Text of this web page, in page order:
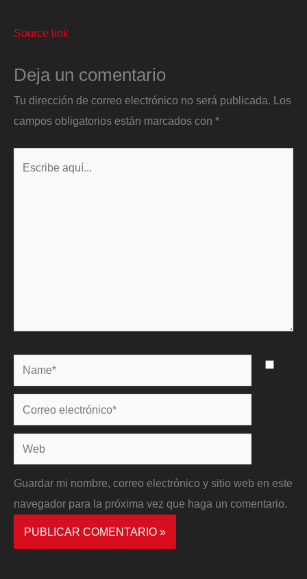
Source link
Deja un comentario
Tu dirección de correo electrónico no será publicada.
Los
campos obligatorios están marcados con *
Name*
Correo
electrónico*
Web
Guardar mi nombre, correo electrónico y sitio web en este
navegador para la próxima vez que haga un comentario.